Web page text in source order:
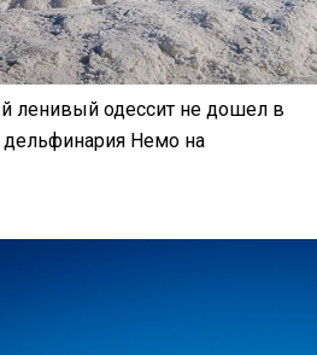
ленивый одессит не дошел в
Немо на